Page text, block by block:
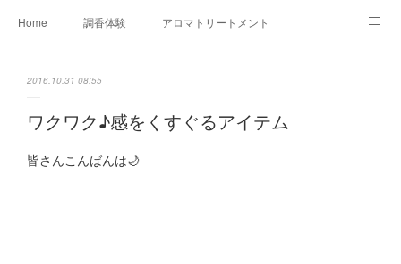
Home 調香体験 アロマトリートメントMenu
Ameblo
2016.10.31 08:55
ワクワク♪感をくすぐるアイテム
皆さんこんばんは🌙